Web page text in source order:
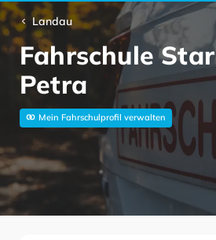
Landau
Fahrschule
Petra
Mein Fahrschulprofil verwalten